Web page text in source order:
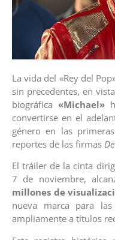
La vida del «Rey del
sin precedentes, en
biográfica «Michael»
convertirse en el
género en las
reportes de las firmas
El tráiler de la cinta
7 de noviembre,
millones de
nueva marca para
ampliamente a títulos